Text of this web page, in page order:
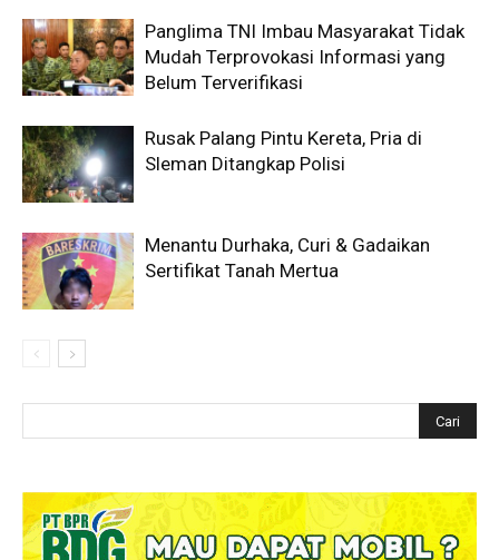
Panglima TNI Imbau Masyarakat Tidak
Mudah Terprovokasi Informasi yang
Belum Terverifikasi
Rusak Palang Pintu Kereta, Pria di
Sleman Ditangkap Polisi
Menantu Durhaka, Curi & Gadaikan
Sertifikat Tanah Mertua